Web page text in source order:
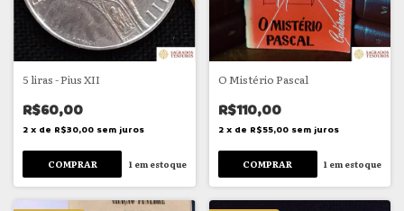
5 liras - Pius XII
R$60,00
2 x de R$30,00 sem juros
1em estoque
O Mistério Pascal
R$110,00
2 x de R$55,00 sem juros
1 em estoque